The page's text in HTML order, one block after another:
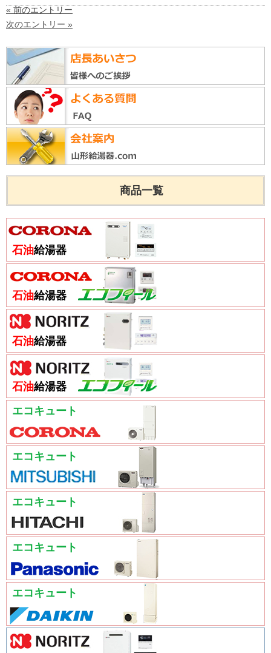
« 前のエントリー
次のエントリー »
商品一覧
石油給湯器
石油給湯器
石油給湯器
石油給湯器
エコキュート
エコキュート
エコキュート
エコキュート
エコキュート